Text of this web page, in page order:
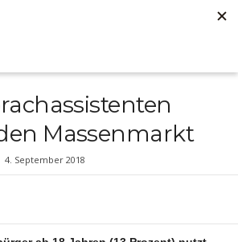
Massenmarkt
4. September 2018